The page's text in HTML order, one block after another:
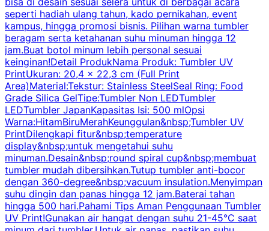
seperti hadiah ulang tahun, kado pernikahan, event
kampus, hingga promosi bisnis. Pilihan warna tumbler
beragam serta ketahanan suhu minuman hingga 12
jam.Buat botol minum lebih personal sesuai
keinginan!Detail ProdukNama Produk: Tumbler UV
PrintUkuran: 20,4 x 22,3 cm (Full Print
Area)Material:Tekstur: Stainless SteelSeal Ring: Food
Grade Silica GelTipe:Tumbler Non LEDTumbler
LEDTumbler JapanKapasitas Isi: 500 mlOpsi
Warna:HitamBiruMerahKeunggulan&nbsp;Tumbler UV
PrintDilengkapi fitur&nbsp;temperature
display&nbsp;untuk mengetahui suhu
minuman.Desain&nbsp;round spiral cup&nbsp;membuat
tumbler mudah dibersihkan.Tutup tumbler anti-bocor
dengan 360-degree&nbsp;vacuum insulation.Menyimpan
suhu dingin dan panas hingga 12 jam.Baterai tahan
hingga 500 hari.Pahami Tips Aman Penggunaan Tumbler
UV Print!Gunakan air hangat dengan suhu 21-45°C saat